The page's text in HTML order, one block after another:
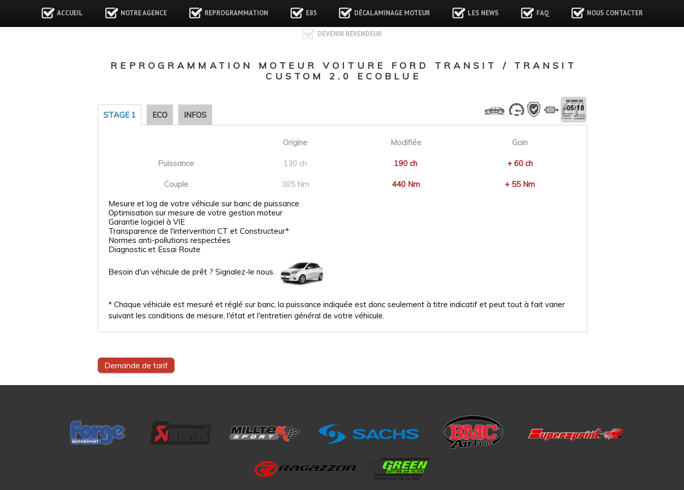
ACCUEIL NOTRE AGENCE REPROGRAMMATION E85 DÉCALAMINAGE MOTEUR LES NEWS FAQ NOUS CONTACTER
DEVENIR REVENDEUR
REPROGRAMMATION MOTEUR VOITURE FORD TRANSIT / TRANSIT
CUSTOM 2.0 ECOBLUE
STAGE 1 ECO INFOS
Origine Modifiée Gain
Puissance 130 ch 190 ch + 60 ch
Couple 385 Nm 440 Nm
+ 55 Nm
Mesure et log de votre véhicule sur banc de puissance
Optimisation sur mesure de votre gestion moteur
Garantie logiciel à VIE
Transparence de l'intervention CT et Constructeur*
Normes anti-pollutions respectées
Diagnostic et Essai Route
Besoin d'un véhicule de prêt ? Signalez-le nous.
* Chaque véhicule est mesuré et réglé sur banc, la puissance indiquée est donc seulement à titre indicatif et peut tout à fait varier
suivant les conditions de mesure, l'état et l'entretien général de votre véhicule.
Demande de tarif